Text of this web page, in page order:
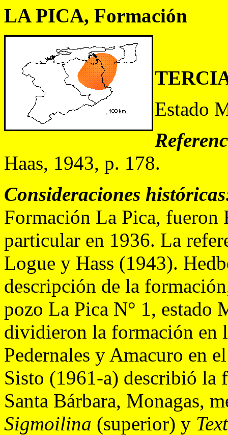
LA PICA, Formación
Estado
Haas, 1943, p. 178.
Consideraciones
Formación La Pica, fueron
particular en 1936. La
Logue y Hass (1943).
descripción de la
pozo La Pica N° 1, estado
dividieron la formación en
Pedernales y Amacuro en
Sisto (1961-a) describió la
Santa Bárbara, Monagas,
Sigmoilina (superior) y